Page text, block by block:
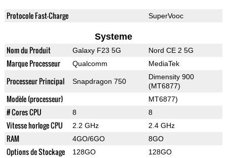
Protocole Fast-Charge SuperVooc
Systeme
Nom du Produit Galaxy F23 5G Nord CE 2 5G
Marque Processeur Qualcomm MediaTek
Processeur Principal Snapdragon 750
Dimensity 900
(MT6877)
Modèle (processeur) MT6877)
# Cores CPU 8 8
Vitesse horloge CPU 2.2 GHz 2.4 GHz
RAM 4GO/6GO 8GO
Options de Stockage 128GO 128GO